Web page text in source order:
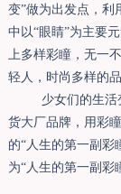
变”做为出发点，利
中以“眼睛”为主要
上多样彩瞳，无一
轻人，时尚多样的品
少女们的生活
货大厂品牌，用彩
的“人生的第一副彩
为“人生的第一副彩